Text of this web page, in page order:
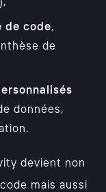
de code,
de
données,
devient non
mais aussi